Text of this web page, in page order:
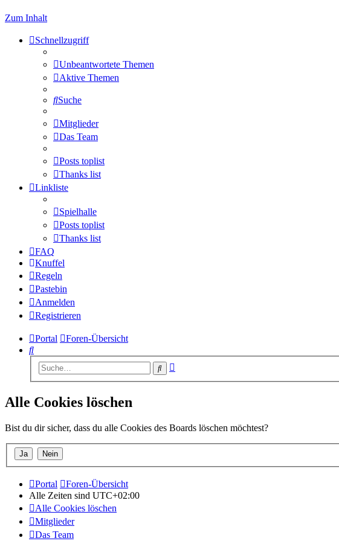
Zum Inhalt
Schnellzugriff
Unbeantwortete Themen
Aktive Themen
Suche
Mitglieder
Das Team
Posts toplist
Thanks list
Linkliste
Spielhalle
Posts toplist
Thanks list
FAQ
Knuffel
Regeln
Pastebin
Anmelden
Registrieren
Portal
Foren-Übersicht
Suche
Suche
Alle Cookies löschen
Bist du dir sicher, dass du alle Cookies des Boards löschen möchtest?
Portal
Foren-Übersicht
Alle Zeiten sind UTC+02:00
Alle Cookies löschen
Mitglieder
Das Team